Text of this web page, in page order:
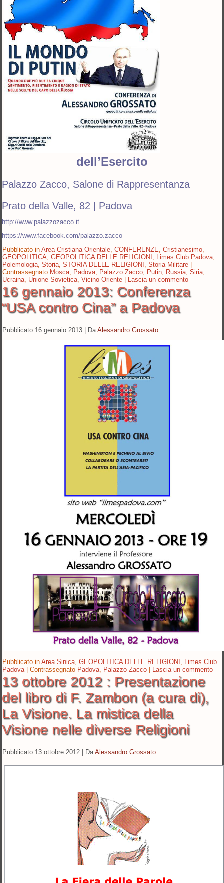
dell’Esercito
Palazzo Zacco, Salone di Rappresentanza
Prato della Valle, 82 | Padova
http://www.palazzozacco.it
https://www.facebook.com/palazzo.zacco
Pubblicato in Area Cristiana Orientale,CONFERENZE,Cristianesimo,
GEOPOLITICA,GEOPOLITICA DELLE RELIGIONI , Limes Club Padova,
Polemologia,Storia,STORIA DELLE RELIGIONI ,Storia Militare
Contrassegnato Mosca, Padova, Palazzo Zacco, Putin, Russia,Siria,
Ucraina, Unione Sovietica,Vicino Oriente Lascia un commento
16 gennaio 2013: Conferenza
“USA contro Cina” a Padova
Pubblicato 16 gennaio 2013 Da Alessandro Grossato
Pubblicato in Area Sinica,GEOPOLITICA DELLE RELIGIONI , Limes Club
Padova|Contrassegnato Padova, Palazzo Zacco Lascia un commento
13 ottobre 2012 : Presentazione
del libro di F. Zambon (a cura di),
La Visione. La mistica della
Visione nelle diverse Religioni
Pubblicato 13 ottobre 2012 Da Alessandro Grossato